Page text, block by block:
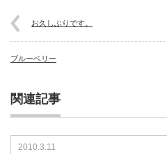
お久しぶりです。
ブルーベリー
関連記事
2010.3.11